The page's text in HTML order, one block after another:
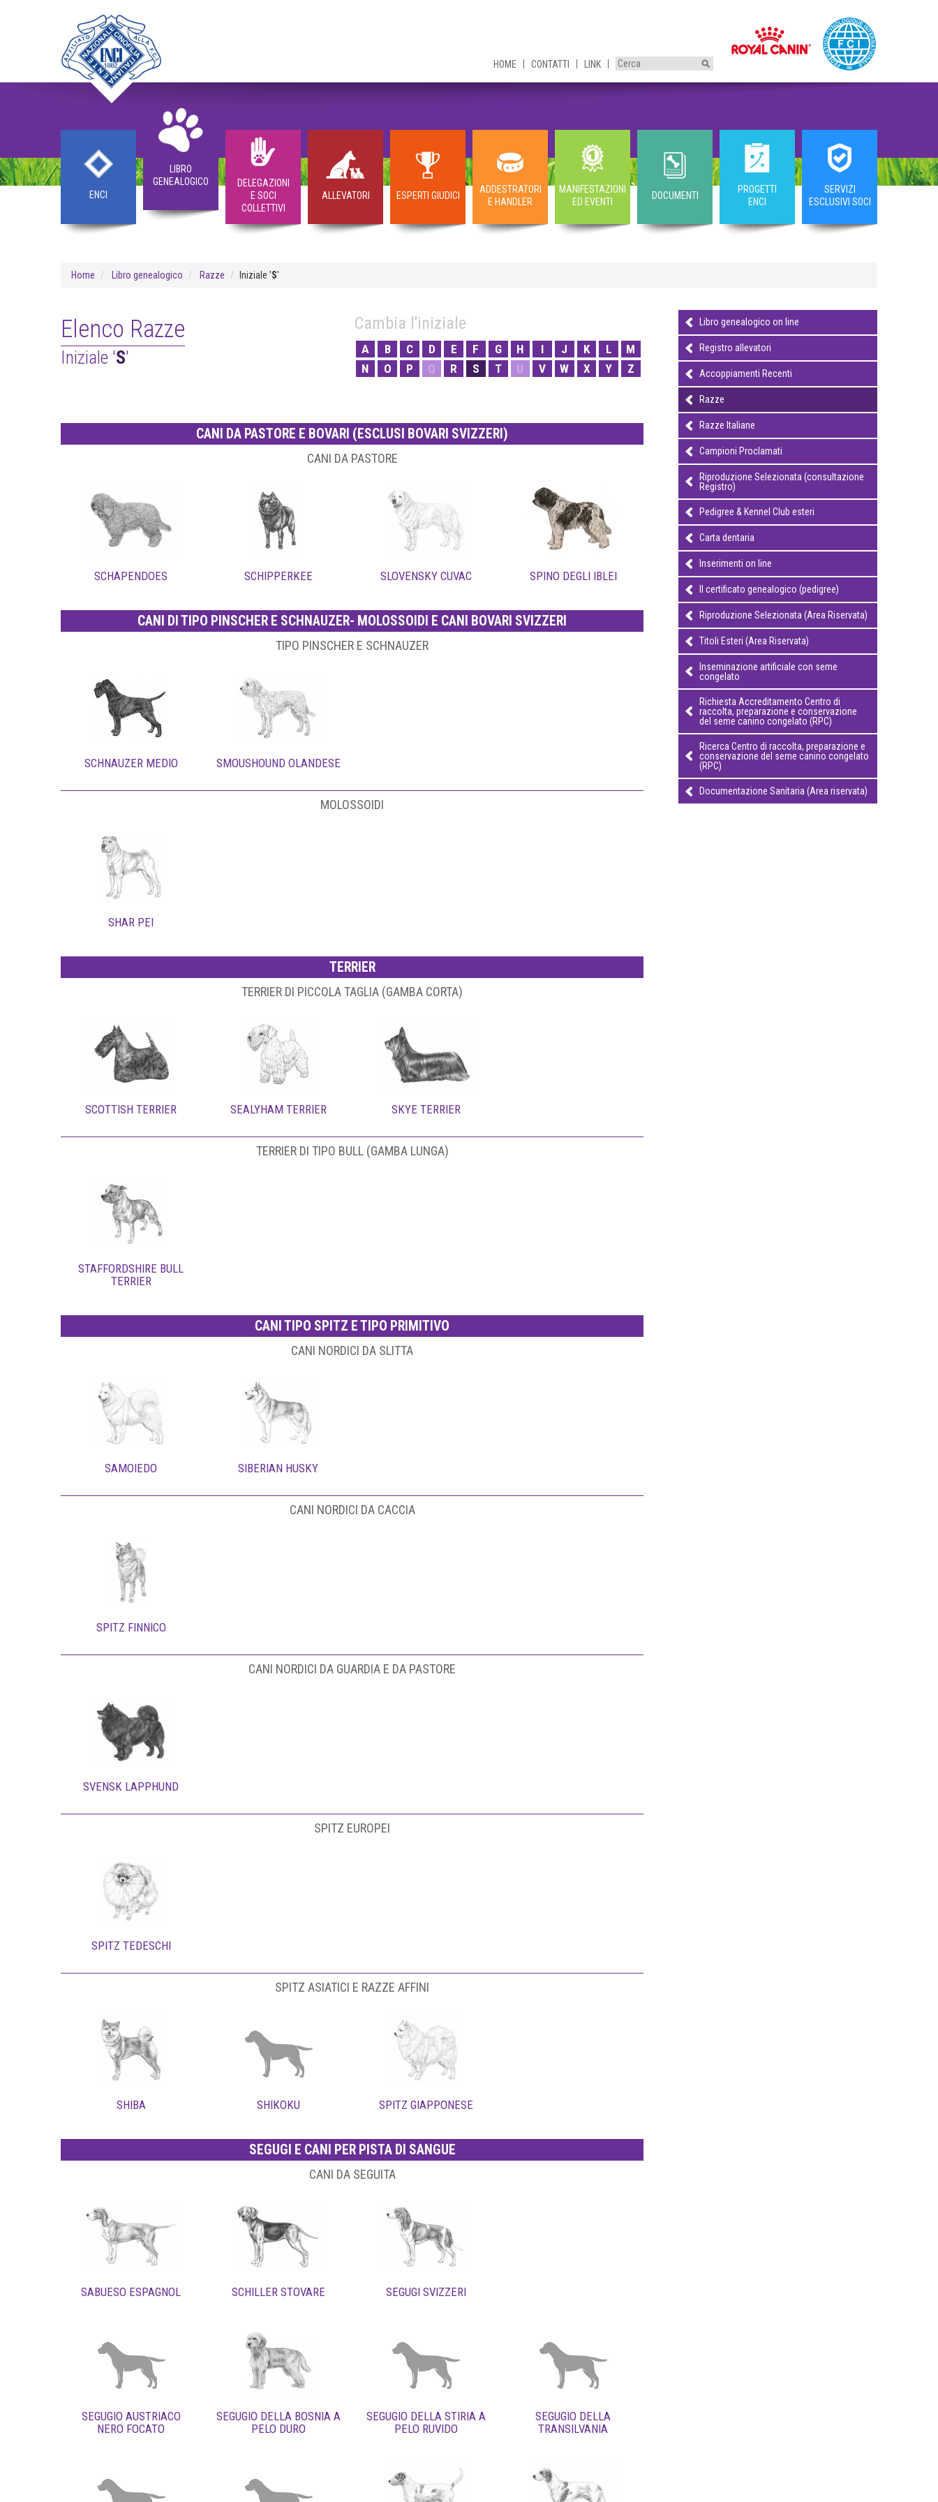
HOME CONTATTI LINK
ENCI
LIBRO
GENEALOGICO
DELEGAZIONI
E SOCI
COLLETTIVI
ALLEVATORI ESPERTI GIUDICI
ADDESTRATORI
E HANDLER
MANIFESTAZIONI
ED EVENTI
DOCUMENTI
PROGETTI
ENCI
SERVIZI
ESCLUSIVI SOCI
Home Libro genealogico Razze Iniziale 'S'
Elenco Razze
Iniziale 'S'
Cambia l'iniziale
A B C D E F G H I J K L
M
N
O P Q R S T U V W X Y Z
CANI DA PASTORE E BOVARI (ESCLUSI BOVARI SVIZZERI)
CANI DA PASTORE
SCHAPENDOES SCHIPPERKEE SLOVENSKY CUVAC SPINO DEGLI IBLEI
CANI DI TIPO PINSCHER E SCHNAUZER- MOLOSSOIDI E CANI BOVARI SVIZZERI
TIPO PINSCHER E SCHNAUZER
SCHNAUZER MEDIO SMOUSHOUND OLANDESE
MOLOSSOIDI
SHAR PEI
TERRIER
TERRIER DI PICCOLA TAGLIA (GAMBA CORTA)
SCOTTISH TERRIER SEALYHAM TERRIER SKYE TERRIER
TERRIER DI TIPO BULL (GAMBA LUNGA)
STAFFORDSHIRE BULL
TERRIER
CANI TIPO SPITZ E TIPO PRIMITIVO
CANI NORDICI DA SLITTA
SAMOIEDO SIBERIAN HUSKY
CANI NORDICI DA CACCIA
SPITZ FINNICO
CANI NORDICI DA GUARDIA E DA PASTORE
SVENSK LAPPHUND
SPITZ EUROPEI
SPITZ TEDESCHI
SPITZ ASIATICI E RAZZE AFFINI
SHIBA SHIKOKU SPITZ GIAPPONESE
SEGUGI E CANI PER PISTA DI SANGUE
CANI DA SEGUITA
SABUESO ESPAGNOL SCHILLER STOVARE SEGUGI SVIZZERI
SEGUGIO AUSTRIACO
NERO FOCATO
SEGUGIO DELLA BOSNIA A
PELO DURO
SEGUGIO DELLA STIRIA A
PELO RUVIDO
SEGUGIO DELLA
TRANSILVANIA
Libro genealogico on line
Registro allevatori
Accoppiamenti Recenti
Razze
Razze Italiane
Campioni Proclamati
Riproduzione Selezionata (consultazione
Registro)
Pedigree & Kennel Club esteri
Carta dentaria
Inserimenti on line
Il certificato genealogico (pedigree)
Riproduzione Selezionata (Area Riservata)
Titoli Esteri (Area Riservata)
Inseminazione artificiale con seme
congelato
Richiesta Accreditamento Centro di
raccolta, preparazione e conservazione
del seme canino congelato (RPC)
Ricerca Centro di raccolta, preparazione e
conservazione del seme canino congelato
(RPC)
Documentazione Sanitaria (Area riservata)